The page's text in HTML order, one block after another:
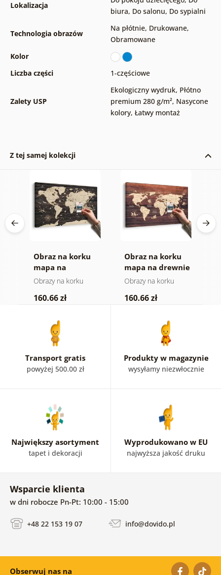
Lokalizacja
biura, Do salonu, Do sypialni
Technologia obrazów
Na płótnie, Drukowane,
Obramowane
Kolor
Liczba części
1-częściowe
Zalety USP
Ekologiczny wydruk, Płótno
premium 280 g/m², Nasycone
kolory, Łatwy montaż
Z tej samej kolekcji
Obraz na korku
mapa na
drewnianym tle
Obrazy na korku
160.66 zł
Obraz na korku
mapa na drewnie
Obrazy na korku
160.66 zł
Transport gratis
powyżej 500.00 zł
Produkty w magazynie
wysyłamy niezwłocznie
Największy asortyment
tapet i dekoracji
Wyprodukowano w EU
najwyższa jakość druku
Wsparcie klienta
w dni robocze Pn-Pt: 10:00 - 15:00
+48 22 153 19 07 info@dovido.pl
Obserwuj nas na